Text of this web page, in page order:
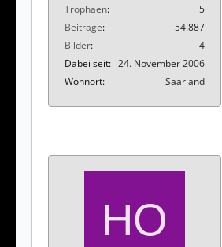
Trophäen
5
Beiträge
54.887
Bilder
4
Dabei seit
24. November 2006
Wohnort
Saarland